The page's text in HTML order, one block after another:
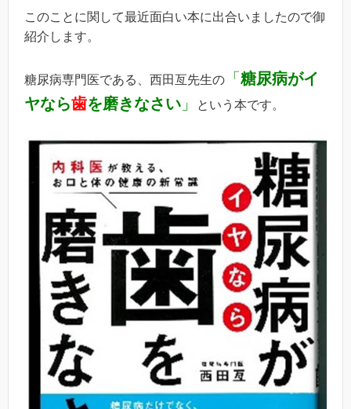
このことに関して最近面白い本に出合いましたので御
紹介します。
糖尿病専門医である、西田亙先生の 「 糖尿病がイ
ヤなら歯を磨きなさい 」 という本です。